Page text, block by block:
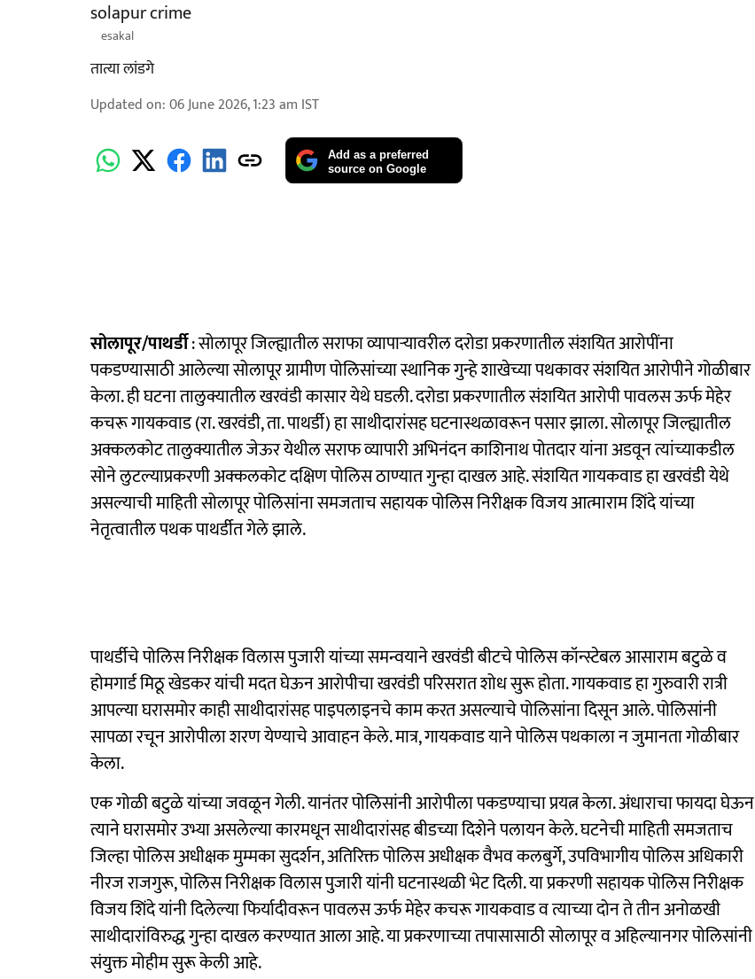
solapur crime
esakal
तात्या लांडगे
Updated on:06 June 2026, 1:23 am IST
Add as a preferred
source on Google
सोलापूर/पाथर्डी: सोलापूर जिल्ह्यातील सराफा व्यापाऱ्यावरील दरोडा प्रकरणातील संशयित आरोपींना
पकडण्यासाठी आलेल्या सोलापूर ग्रामीण पोलिसांच्या स्थानिक गुन्हे शाखेच्या पथकावर संशयित आरोपीने गोळीबार
केला. ही घटना तालुक्यातील खरवंडी कासार येथे घडली. दरोडा प्रकरणातील संशयित आरोपी पावलस ऊर्फ मेहेर
कचरू गायकवाड (रा. खरवंडी, ता. पाथर्डी) हा साथीदारांसह घटनास्थळावरून पसार झाला. सोलापूर जिल्ह्यातील
अक्कलकोट तालुक्यातील जेऊर येथील सराफ व्यापारी अभिनंदन काशिनाथ पोतदार यांना अडवून त्यांच्याकडील
सोने लुटल्याप्रकरणी अक्कलकोट दक्षिण पोलिस ठाण्यात गुन्हा दाखल आहे. संशयित गायकवाड हा खरवंडी येथे
असल्याची माहिती सोलापूर पोलिसांना समजताच सहायक पोलिस निरीक्षक विजय आत्माराम शिंदे यांच्या
नेतृत्वातील पथक पाथर्डीत गेले झाले.
पाथर्डीचे पोलिस निरीक्षक विलास पुजारी यांच्या समन्वयाने खरवंडी बीटचे पोलिस कॉन्स्टेबल आसाराम बटुळे व
होमगार्ड मिठू खेडकर यांची मदत घेऊन आरोपीचा खरवंडी परिसरात शोध सुरू होता. गायकवाड हा गुरुवारी रात्री
आपल्या घरासमोर काही साथीदारांसह पाइपलाइनचे काम करत असल्याचे पोलिसांना दिसून आले. पोलिसांनी
सापळा रचून आरोपीला शरण येण्याचे आवाहन केले. मात्र, गायकवाड याने पोलिस पथकाला न जुमानता गोळीबार
केला.
एक गोळी बटुळे यांच्या जवळून गेली. यानंतर पोलिसांनी आरोपीला पकडण्याचा प्रयत्न केला. अंधाराचा फायदा घेऊन
त्याने घरासमोर उभ्या असलेल्या कारमधून साथीदारांसह बीडच्या दिशेने पलायन केले. घटनेची माहिती समजताच
जिल्हा पोलिस अधीक्षक मुम्मका सुदर्शन, अतिरिक्त पोलिस अधीक्षक वैभव कलबुर्गे, उपविभागीय पोलिस अधिकारी
नीरज राजगुरू, पोलिस निरीक्षक विलास पुजारी यांनी घटनास्थळी भेट दिली. या प्रकरणी सहायक पोलिस निरीक्षक
विजय शिंदे यांनी दिलेल्या फिर्यादीवरून पावलस ऊर्फ मेहेर कचरू गायकवाड व त्याच्या दोन ते तीन अनोळखी
साथीदारांविरुद्ध गुन्हा दाखल करण्यात आला आहे. या प्रकरणाच्या तपासासाठी सोलापूर व अहिल्यानगर पोलिसांनी
संयुक्त मोहीम सुरू केली आहे.